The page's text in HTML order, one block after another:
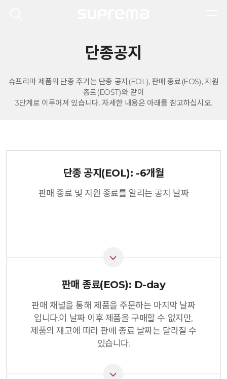
단종공지
슈프리마 제품의 단종 주기는 단종 공지(EOL), 판매 종료(EOS), 지원
종료(EOST)와 같이
3단계로 이루어져 있습니다. 자세한 내용은 아래를 참고하십시오.
단종 공지(EOL): -6개월
판매 종료 및 지원 종료를 알리는 공지 날짜
판매 종료(EOS): D-day
판매 채널을 통해 제품을 주문하는 마지막 날짜
입니다.이 날짜 이후 제품을 구매할 수 없지만,
제품의 재고에 따라 판매 종료 날짜는 달라질 수
있습니다.